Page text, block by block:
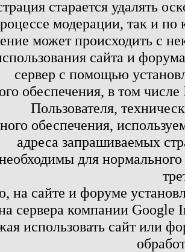
старается удалять
модерации, так и по
может происходить с
сайта и
сервер с помощью
обеспечения, в том
Пользователя,
обеспечения,
адреса запрашиваемых
для
на сайте и форуме
сервера компании
использовать сайт или